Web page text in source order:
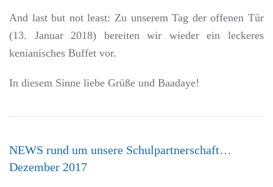
And last but not least: Zu unserem Tag der offenen Tür
(13. Januar 2018) bereiten wir wieder ein leckeres
kenianisches Buffet vor.
In diesem Sinne liebe Grüße und Baadaye!
NEWS rund um unsere Schulpartnerschaft…
Dezember 2017